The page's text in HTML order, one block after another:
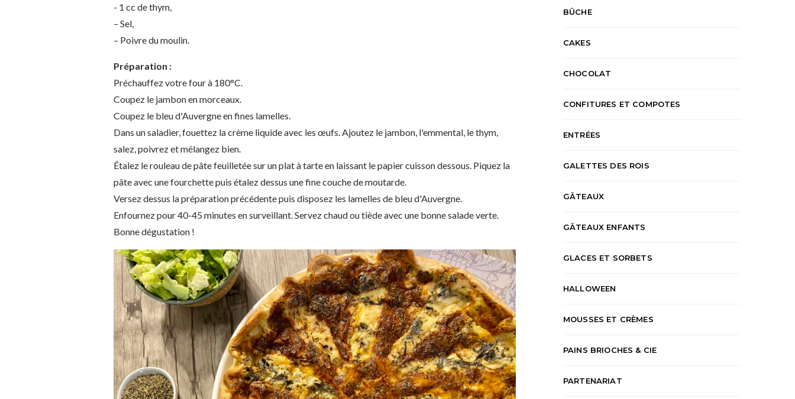
​​​​​​- 1 cc de thym,
– Sel,
– Poivre du moulin.
Préparation :
Préchauffez votre four à 180°C.
Coupez le jambon en morceaux.
Coupez le bleu d'Auvergne en fines lamelles.
Dans un saladier, fouettez la crème liquide avec les œufs. Ajoutez le jambon, l'emmental, le thym,
salez, poivrez et mélangez bien.
Étalez le rouleau de pâte feuilletée sur un plat à tarte en laissant le papier cuisson dessous. Piquez la
pâte avec une fourchette puis étalez dessus une fine couche de moutarde.
Versez dessus la préparation précédente puis disposez les lamelles de bleu d'Auvergne.
Enfournez pour 40-45 minutes en surveillant. Servez chaud ou tiède avec une bonne salade verte.
Bonne dégustation !
BÛCHE
CAKES
CHOCOLAT
CONFITURES ET COMPOTES
ENTRÉES
GALETTES DES ROIS
GÂTEAUX
GÂTEAUX ENFANTS
GLACES ET SORBETS
HALLOWEEN
MOUSSES ET CRÈMES
PAINS BRIOCHES & CIE
PARTENARIAT